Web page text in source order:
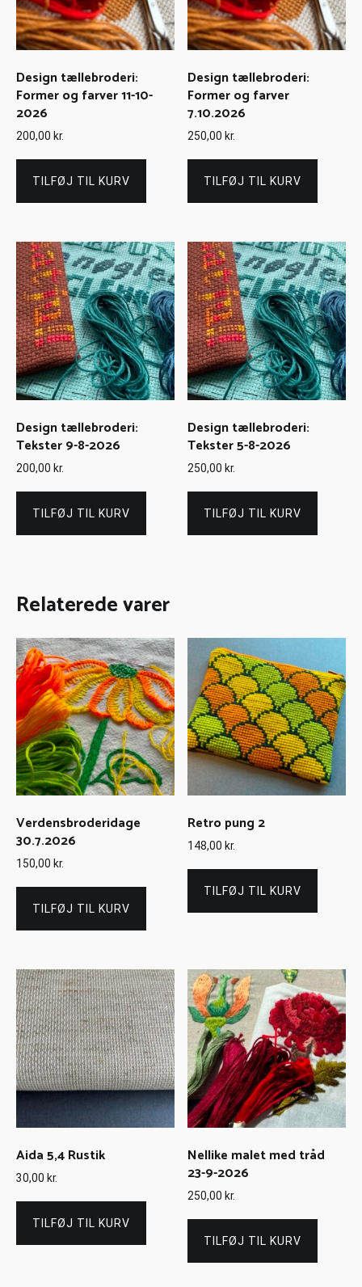
Design tællebroderi:
Former og farver 11-10-
2026
200,00 kr.
TILFØJ TIL KURV
Design tællebroderi:
Former og farver
7.10.2026
250,00 kr.
TILFØJ TIL KURV
Design tællebroderi:
Tekster 9-8-2026
200,00 kr.
TILFØJ TIL KURV
Design tællebroderi:
Tekster 5-8-2026
250,00 kr.
TILFØJ TIL KURV
Relaterede varer
Verdensbroderidage
30.7.2026
150,00 kr.
TILFØJ TIL KURV
Retro pung 2
148,00 kr.
TILFØJ TIL KURV
Aida 5,4 Rustik
30,00 kr.
TILFØJ TIL KURV
Nellike malet med tråd
23-9-2026
250,00 kr.
TILFØJ TIL KURV